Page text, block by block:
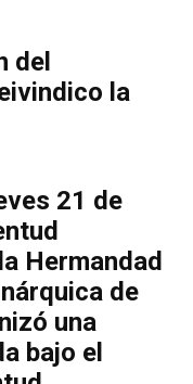
del
la
21 de
Hermandad
de
una
bajo el